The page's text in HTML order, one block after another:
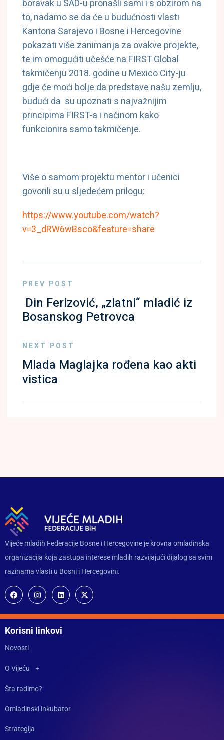
boravak u SAD-u pronašli sami i s obzirom na
to, nadamo se da će u budućnosti vlasti
Kantona Sarajevo i Bosne i Hercegovine
pokazati više zanimanja za ovakve projekte,
te im omogućiti učešće na FIRST Global
takmičenju 2018. godine u Mexico City-ju
gdje će moći bolje da predstave našu zemlju,
budući da su upoznati s najvažnijim
principima FIRST-a i načinom kako
funkcionira samo takmičenje.
Više o samom projektu mentor i učenici
govorili su u sljedećem prilogu:
https://www.youtube.com/watch?
v=3_dRW6wBsco&feature=share
PREV POST
Din Ferizović, „zlatni“ mladić iz
Bosanskog Petrovca
NEXT POST
Mlada Maglajka rođena kao akti
vistica
Vijeće mladih Federacije Bosne i Hercegovine je krovna omladinska
organizacija koja zastupa interese mladih razvijajući dijalog sa svim
razinama vlasti u Bosni i Hercegovini.
Korisni linkovi
Novosti
O Vijeću
Šta radimo?
Omladinski inkubator
Strategija